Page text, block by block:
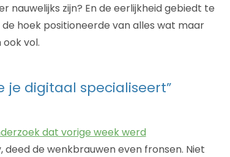
zijn? En de eerlijkheid gebiedt te
hoek positioneerde van alles wat maar
vol.
je digitaal specialiseert”
dat vorige week werd
de wenkbrauwen even fronsen. Niet